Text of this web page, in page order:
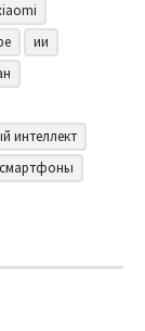
ии
интеллект
смартфоны